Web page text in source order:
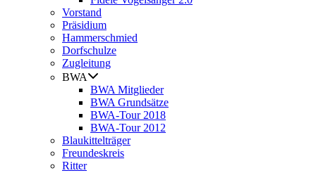
Vorstand
Präsidium
Hammerschmied
Dorfschulze
Zugleitung
BWA
BWA Mitglieder
BWA Grundsätze
BWA-Tour 2018
BWA-Tour 2012
Blaukittelträger
Freundeskreis
Ritter